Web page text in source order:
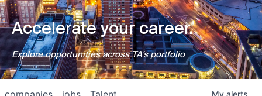
Accelerate your career.
Explore opportunities across TA's portfolio
My alerts